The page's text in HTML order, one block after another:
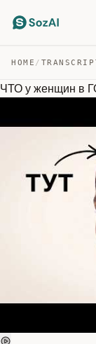
HOME /
ЧТО у женщин в